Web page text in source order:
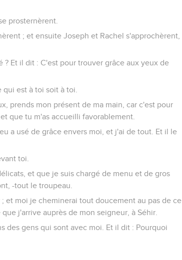
prosternèrent.
; et ensuite Joseph et Rachel s'approchèrent,
Et il dit : C'est pour trouver grâce aux yeux de
est à toi soit à toi.
prends mon présent de ma main, car c'est pour
que tu m'as accueilli favorablement.
a usé de grâce envers moi, et j'ai de tout. Et il le
toi.
et que je suis chargé de menu et de gros
-tout le troupeau.
et moi je cheminerai tout doucement au pas de ce
j'arrive auprès de mon seigneur, à Séhir.
des gens qui sont avec moi. Et il dit : Pourquoi